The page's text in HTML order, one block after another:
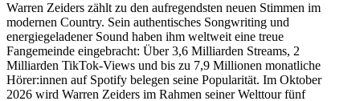
Warren Zeiders zählt zu den aufregendsten neuen Stimmen im
modernen Country. Sein authentisches Songwriting und
energiegeladener Sound haben ihm weltweit eine treue
Fangemeinde eingebracht: Über 3,6 Milliarden Streams, 2
Milliarden TikTok-Views und bis zu 7,9 Millionen monatliche
Hörer:innen auf Spotify belegen seine Popularität. Im Oktober
2026 wird Warren Zeiders im Rahmen seiner Welttour fünf